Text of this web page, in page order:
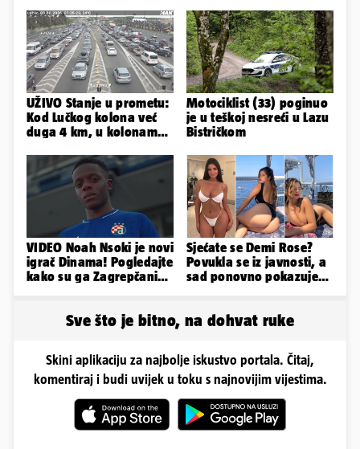
UŽIVO Stanje u prometu:
Kod Lučkog kolona već
duga 4 km, u kolonama
Motociklist (33) poginuo
je u teškoj nesreći u Lazu
Bistričkom
VIDEO Noah Nsoki je novi
igrač Dinama! Pogledajte
kako su ga Zagrepčani
Sjećate se Demi Rose?
Povukla se iz javnosti, a
sad ponovno pokazuje
Sve što je bitno, na dohvat ruke
Skini aplikaciju za najbolje iskustvo portala. Čitaj,
komentiraj i budi uvijek u toku s najnovijim vijestima.